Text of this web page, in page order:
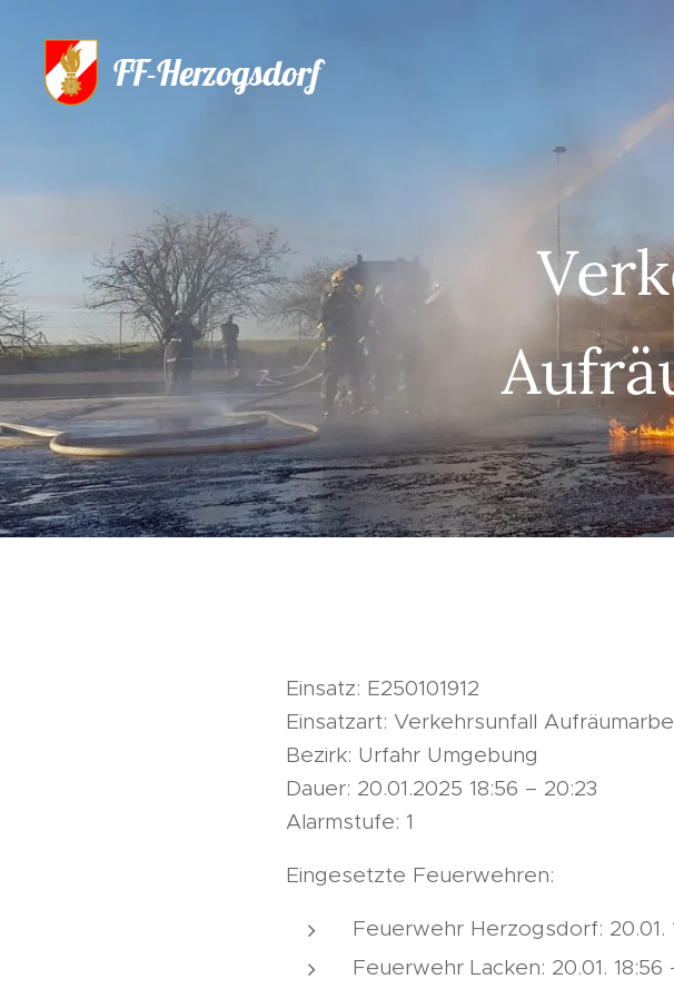
FF-Herzogsdorf
Einsatz: E250101912
Einsatzart: Verkehrsunfall
Bezirk: Urfahr Umgebung
Dauer: 20.01.2025 18:56 – 20:23
Alarmstufe: 1
Eingesetzte Feuerwehren:
Feuerwehr Herzogsdorf: 20.01.
Feuerwehr Lacken: 20.01. 18:56